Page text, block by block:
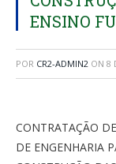
ENSINO
POR CR2-ADMIN2 ON 8
CONTRATAÇÃO
DE ENGENHARIA